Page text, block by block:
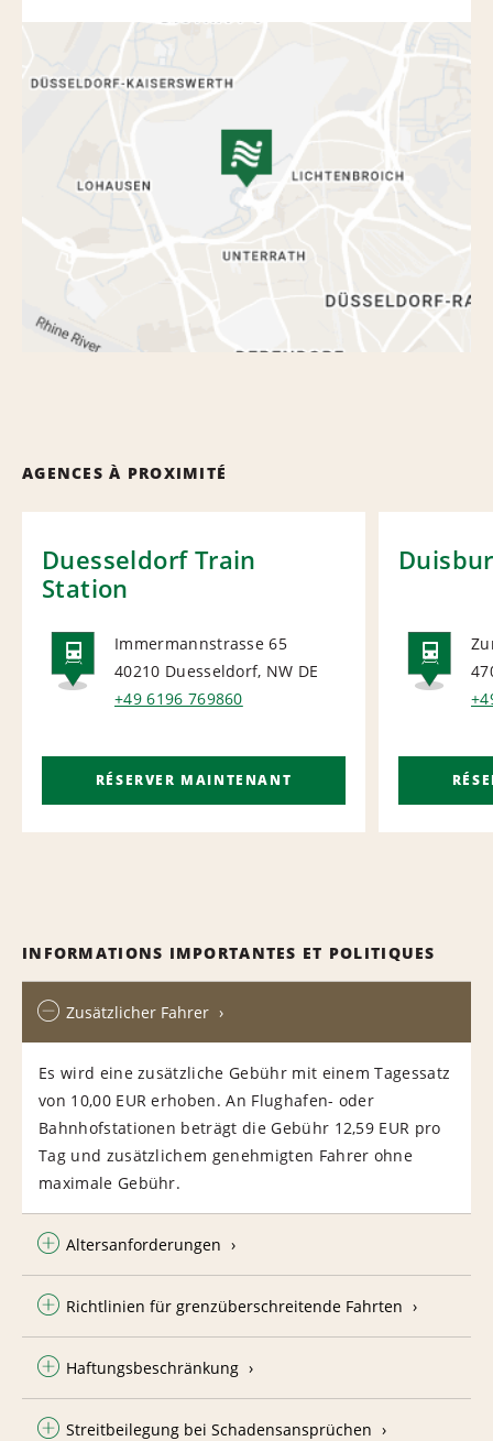
AGENCES À PROXIMITÉ
Duesseldorf Train
Station
RAIL
Immermannstrasse 65
40210 Duesseldorf, NW DE
+49 6196 769860
RÉSERVER MAINTENANT
INFORMATIONS IMPORTANTES ET POLITIQUES
Zusätzlicher Fahrer
Es wird eine zusätzliche Gebühr mit einem Tagessatz
von 10,00 EUR erhoben. An Flughafen- oder
Bahnhofstationen beträgt die Gebühr 12,59 EUR pro
Tag und zusätzlichem genehmigten Fahrer ohne
maximale Gebühr.
Altersanforderungen
Richtlinien für grenzüberschreitende Fahrten
Haftungsbeschränkung
Streitbeilegung bei Schadensansprüchen